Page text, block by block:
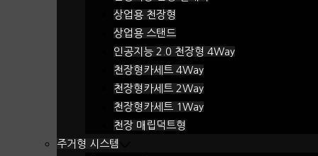
상업용 천장형
상업용 스탠드
인공지능 2.0 천장형 4Way
천장형카세트 4Way
천장형카세트 2Way
천장형카세트 1Way
천장 매립덕트형
주거형 시스템